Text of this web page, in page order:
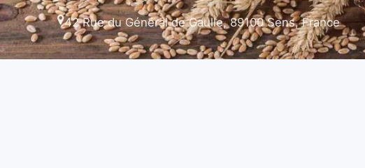
42 Rue du Général de Gaulle, 89100 Sens, France